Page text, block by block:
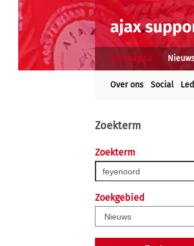
Voorpagina
Over ons Social
Zoekterm
Zoekterm
Zoekgebied